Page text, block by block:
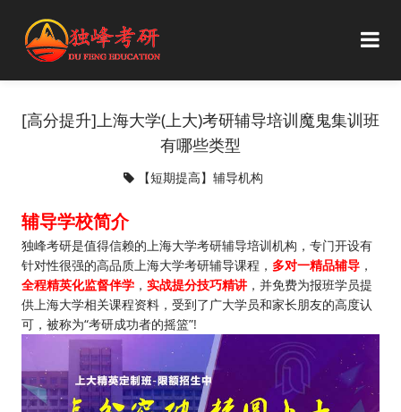
[高分提升]上海大学(上大)考研辅导培训魔鬼集训班
有哪些类型
【短期提高】辅导机构
辅导学校简介
独峰考研是值得信赖的上海大学考研辅导培训机构，专门开设有
针对性很强的高品质上海大学考研辅导课程， 多对一精品辅导，
全程精英化监督伴学， 实战提分技巧精讲，并免费为报班学员提
供上海大学相关课程资料，受到了广大学员和家长朋友的高度认
可，被称为“考研成功者的摇篮”!